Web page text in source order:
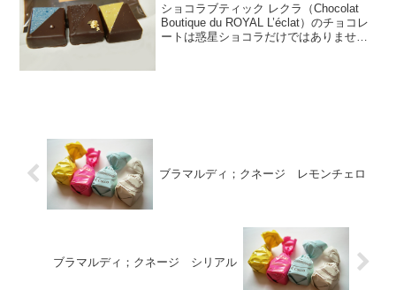
ショコラブティック レクラ（Chocolat
Boutique du ROYAL L’éclat）のチョコレ
ートは惑星ショコラだけではありませ
ブラマルディ；クネージ レモンチェロ
ブラマルディ；クネージ シリアル